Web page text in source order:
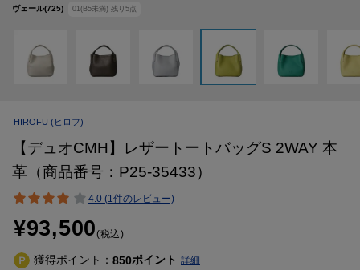
ヴェール(725) 01(B5未満) 残り 5点
HIROFU (ヒロフ)
【デュオCMH】レザートートバッグS 2WAY 本
革（商品番号：P25-35433）
4.0 (1件のレビュー)
¥93,500(税込)
獲得ポイント： 850ポイント 詳細